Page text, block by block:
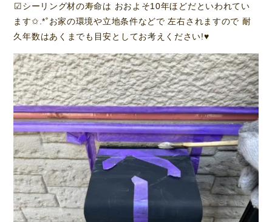
︎︎︎︎☑︎シーリング材の寿命は おおよそ10年ほどだといわれてい
ます✩.*˚お家の環境や立地条件などで 左右されますので 耐
久年数はあくまでも目安としてお考えください!♥️